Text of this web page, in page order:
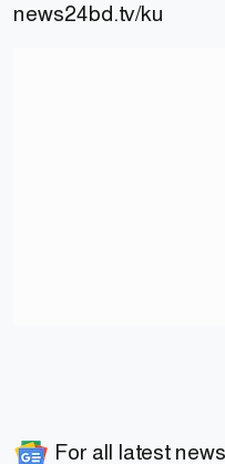
news24bd.tv/ku
For all latest